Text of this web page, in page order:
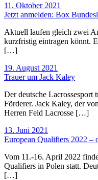
11. Oktober 2021
Jetzt anmelden: Box
Aktuell laufen gleich zwei
kurzfristig eintragen könnt.
[…]
19. August 2021
Trauer um Jack Kaley
Der deutsche Lacrossesport
Förderer. Jack Kaley, der
Herren Feld Lacrosse […]
13. Juni 2021
European Qualifiers 2022 –
Vom 11.-16. April 2022
Qualifiers in Polen statt.
[…]